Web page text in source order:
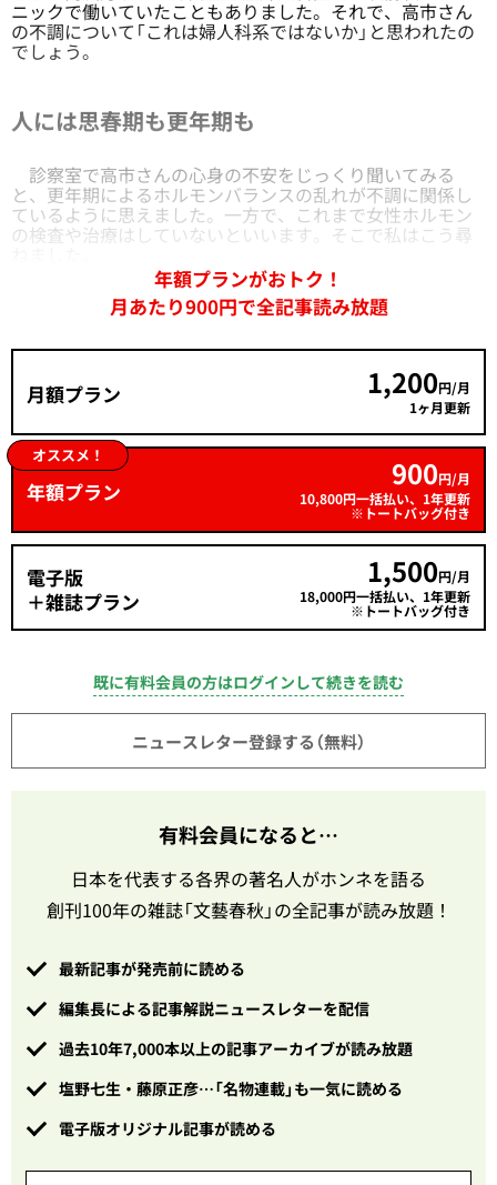
ニックで働いていたこともありました。それで、高市さん
の不調について「これは婦人科系ではないか」と思われたの
でしょう。
人には思春期も更年期も
診察室で高市さんの心身の不安をじっくり聞いてみる
と、更年期によるホルモンバランスの乱れが不調に関係し
ているように思えました。一方で、これまで女性ホルモン
の検査や治療はしていないといいます。そこで私はこう尋
年額プランがおトク！
月あたり900円で全記事読み放題
月額プラン 1,200円/月
1ヶ月更新
オススメ！
年額プラン 900円/月
10,800円一括払い、1年更新
※トートバッグ付き
電子版
＋雑誌プラン
1,500円/月
18,000円一括払い、1年更新
※トートバッグ付き
既に有料会員の方はログインして続きを読む
ニュースレター登録する（無料）
有料会員になると…
日本を代表する各界の著名人がホンネを語る
創刊100年の雑誌「文藝春秋」の全記事が読み放題！
最新記事が発売前に読める
編集長による記事解説ニュースレターを配信
過去10年7,000本以上の記事アーカイブが読み放題
塩野七生・藤原正彦…「名物連載」も一気に読める
電子版オリジナル記事が読める